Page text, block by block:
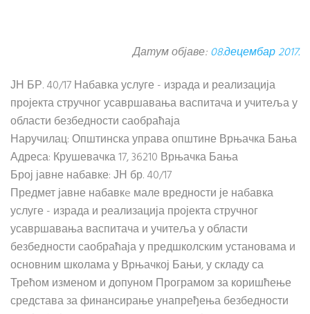
Датум објаве:08.децембар 2017.
ЈН БР. 40/17 Набавка услуге - израда и реализација
пројекта стручног усавршавања васпитача и учитеља у
области безбедности саобраћаја
Наручилац: Општинска управа општине Врњачка Бања
Адреса: Крушевачка 17, 36210 Врњачка Бања
Број јавне набавке: ЈН бр. 40/17
Предмет јавне набавкe мале вредности је набавка
услуге - израда и реализација пројекта стручног
усавршавања васпитача и учитеља у области
безбедности саобраћаја у предшколским установама и
основним школама у Врњачкој Бањи, у складу са
Трећом изменом и допуном Програмом за коришћење
средстава за финансирање унапређења безбедности